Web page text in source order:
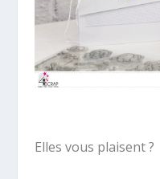
Elles vous plaisent ?